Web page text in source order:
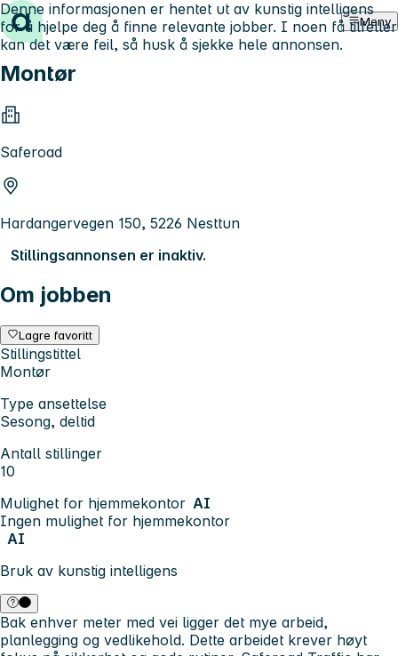
Hopp til innhold Meny
Montør
Saferoad
Hardangervegen 150, 5226 Nesttun
Stillingsannonsen er inaktiv.
Om jobben
Lagre favoritt
Stillingstittel
Montør
Type ansettelse
Sesong, deltid
Antall stillinger
10
Mulighet for hjemmekontor AI
Ingen mulighet for hjemmekontor
AI
Bruk av kunstig intelligens
Denne informasjonen er hentet ut av kunstig intelligens
for å hjelpe deg å finne relevante jobber. I noen få tilfeller
kan det være feil, så husk å sjekke hele annonsen.
Bak enhver meter med vei ligger det mye arbeid,
planlegging og vedlikehold. Dette arbeidet krever høyt